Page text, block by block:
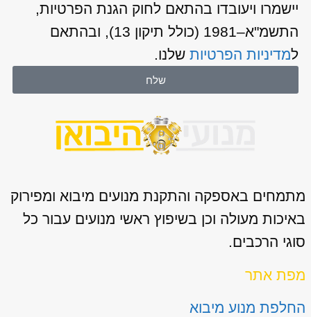
יישמרו ויעובדו בהתאם לחוק הגנת הפרטיות,
התשמ"א–1981 (כולל תיקון 13), ובהתאם
למדיניות הפרטיותשלנו.
שלח
מתמחים באספקה והתקנת מנועים מיבוא ומפירוק
באיכות מעולה וכן בשיפוץ ראשי מנועים עבור כל
סוגי הרכבים.
מפת אתר
החלפת מנוע מיבוא